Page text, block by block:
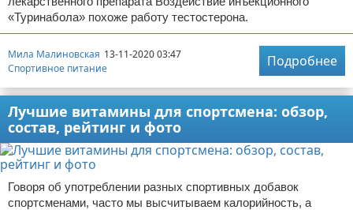
«Туринабола» похоже работу тестостерона.
Мила Малиновская 13-11-2020 03:47
Спортивное питание
Подробнее
Лучшие витамины для спортсмена: обзор,
состав, рейтинг и фото
Говоря об употреблении разных спортивных добавок
спортсменами, часто мы высчитываем калорийность, а